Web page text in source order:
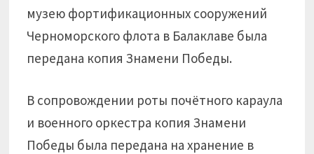
музею фортификационных сооружений
Черноморского флота в Балаклаве была
передана копия Знамени Победы.
В сопровождении роты почётного караула
и военного оркестра копия Знамени
Победы была передана на хранение в